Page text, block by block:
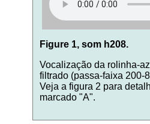
Figure 1, som h208.
Vocalização da rolinha-
filtrado (passa-faixa 200-
Veja a figura 2 para
marcado "A".